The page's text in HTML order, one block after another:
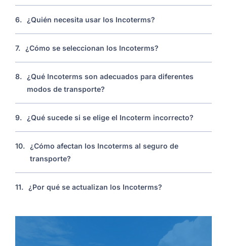
6. ¿Quién necesita usar los Incoterms?
7. ¿Cómo se seleccionan los Incoterms?
8.
¿Qué Incoterms son adecuados para diferentes
modos de transporte?
9. ¿Qué sucede si se elige el Incoterm incorrecto?
10.
¿Cómo afectan los Incoterms al seguro de
transporte?
11. ¿Por qué se actualizan los Incoterms?